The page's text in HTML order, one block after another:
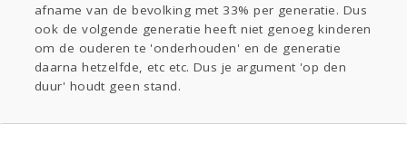
afname van de bevolking met 33% per generatie. Dus
ook de volgende generatie heeft niet genoeg kinderen
om de ouderen te 'onderhouden' en de generatie
daarna hetzelfde, etc etc. Dus je argument 'op den
duur' houdt geen stand.